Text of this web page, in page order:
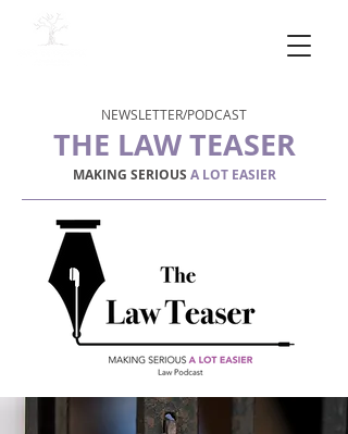
NEWSLETTER/PODCAST
THE LAW TEASER
MAKING SERIOUS A LOT EASIER